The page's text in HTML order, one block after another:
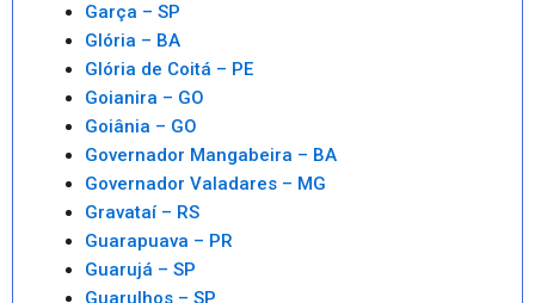
Garça – SP
Glória – BA
Glória de Coitá – PE
Goianira – GO
Goiânia – GO
Governador Mangabeira – BA
Governador Valadares – MG
Gravataí – RS
Guarapuava – PR
Guarujá – SP
Guarulhos – SP